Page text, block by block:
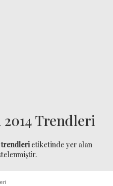
Trendleri
trendlerietiketinde yer alan